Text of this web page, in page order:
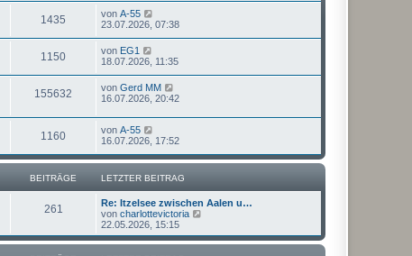
1435 von A-55
23.07.2026, 07:38
1150 von EG1
18.07.2026, 11:35
155632 von Gerd MM
16.07.2026, 20:42
1160 von A-55
16.07.2026, 17:52
BEITRÄGE LETZTER BEITRAG
261
Re: Itzelsee zwischen Aalen u…
von charlottevictoria
u
e
22.05.2026, 15:15